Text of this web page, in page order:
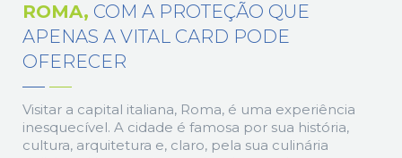
ROMA, COM A PROTEÇÃO QUE
APENAS A VITAL CARD PODE
OFERECER
Visitar a capital italiana, Roma, é uma experiência
inesquecível. A cidade é famosa por sua história,
cultura, arquitetura e, claro, pela sua culinária